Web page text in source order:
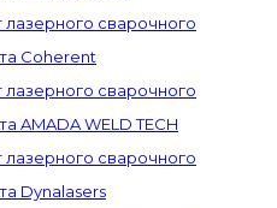
лазерного сварочного
Coherent
лазерного сварочного
AMADA WELD TECH
лазерного сварочного
Dynalasers